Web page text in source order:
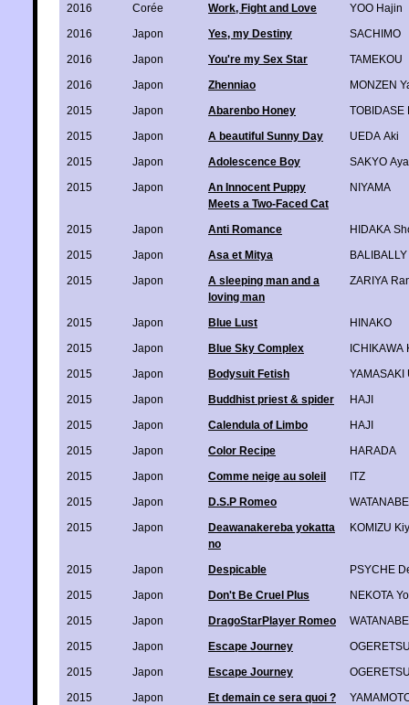
2016
Corée Work, Fight and Love
YOO Hajin
2016
Japon Yes, my Destiny
SACHIMO
2016
Japon You're my Sex Star
TAMEKOU
2016
Japon Zhenniao
MONZEN
2015
Japon Abarenbo Honey
TOBIDASE
2015
Japon A beautiful Sunny Day
UEDA Aki
2015
Japon Adolescence Boy
SAKYO Aya
2015
Japon
An Innocent Puppy
Meets a Two-Faced Cat
NIYAMA
2015 Japon Anti Romance
HIDAKA
2015
Japon Asa et Mitya
2015
Japon
A sleeping man and a
loving man
ZARIYA
2015 Japon Blue Lust
HINAKO
2015
Japon Blue Sky Complex
ICHIKAWA
2015
Japon Bodysuit Fetish
YAMASAKI
2015
Japon Buddhist priest & spider
HAJI
2015
Japon Calendula of Limbo
HAJI
2015
Japon Color Recipe
HARADA
2015
Japon Comme neige au soleil
ITZ
2015
Japon D.S.P Romeo
2015
Japon
Deawanakereba yokatta
no
KOMIZU
2015 Japon Despicable
PSYCHE
2015
Japon Don't Be Cruel Plus
NEKOTA
2015
Japon DragoStarPlayer Romeo
2015
Japon Escape Journey
2015
Japon Escape Journey
2015
Japon Et demain ce sera quoi ?